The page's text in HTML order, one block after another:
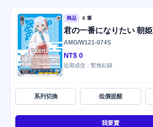
商品 0 筆
君の一番になりたい 朝姫
AMG/W121-074S
NT$ 0
近期成交：暫無紀錄
系列切換 低價提醒
我要賣